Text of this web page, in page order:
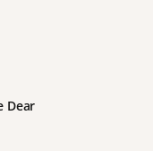
Dear